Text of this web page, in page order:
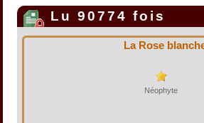
Lu 90774 fois
La Rose
Néophyte